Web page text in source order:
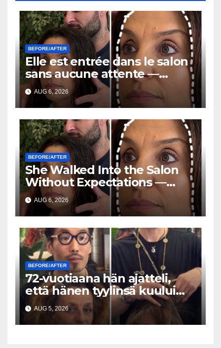
BEFORE/AFTER
Elle est entrée dans le salon
sans aucune attente —
Quelques heures plus tard,
tout le monde posait la
même question
AUG 6, 2026
BEFORE/AFTER
She Walked Into the Salon
Without Expectations —
Hours Later, Everyone Was
Asking the Same Question
AUG 6, 2026
BEFORE/AFTER
72-vuotiaana hän ajatteli,
että hänen tyylinsä kuului
menneisyyteen — Sitten yksi
kampaamokäynti muutti
kaiken
AUG 5, 2026